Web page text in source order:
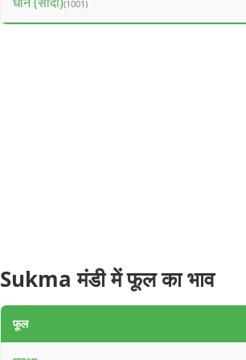
(1001)
Sukma मंडी में फूल का भाव
फूल